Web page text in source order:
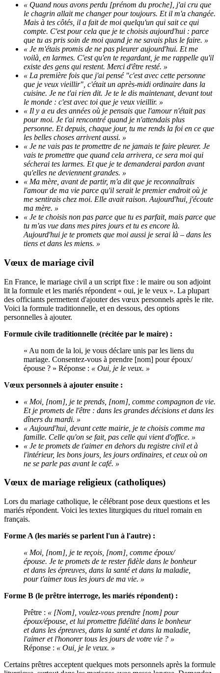
« Quand nous avons perdu [prénom du proche], j'ai cru que
le chagrin allait me changer pour toujours. Et il m'a changée.
Mais à tes côtés, il a fait de moi quelqu'un qui sait ce qui
compte. C'est pour cela que je te choisis aujourd'hui : parce
que tu as pris soin de moi quand je ne savais plus le faire. »
« Je m'étais promis de ne pas pleurer aujourd'hui. Et me
voilà, en larmes. C'est qu'en te regardant, je me rappelle qu'il
existe des gens qui restent. Merci d'être resté. »
« La première fois que j'ai pensé "c'est avec cette personne
que je veux vieillir", c'était un après-midi ordinaire dans la
cuisine. Je ne t'ai rien dit. Je te le dis maintenant, devant tout
le monde : c'est avec toi que je veux vieillir. »
« Il y a eu des années où je pensais que l'amour n'était pas
pour moi. Je t'ai rencontré quand je n'attendais plus
personne. Et depuis, chaque jour, tu me rends la foi en ce que
les belles choses arrivent aussi. »
« Je ne vais pas te promettre de ne jamais te faire pleurer. Je
vais te promettre que quand cela arrivera, ce sera moi qui
sécherai tes larmes. Et que je te demanderai pardon avant
qu'elles ne deviennent grandes. »
« Ma mère, avant de partir, m'a dit que je reconnaîtrais
l'amour de ma vie parce qu'il serait le premier endroit où je
me sentirais chez moi. Elle avait raison. Aujourd'hui, j'écoute
ma mère. »
« Je te choisis non pas parce que tu es parfait, mais parce que
tu m'as vue dans mes pires jours et tu es encore là.
Aujourd'hui je te promets que moi aussi je serai là – dans les
tiens et dans les miens. »
Vœux de mariage civil
En France, le mariage civil a un script fixe : le maire ou son adjoint
lit la formule et les mariés répondent « oui, je le veux ». La plupart
des officiants permettent d'ajouter des vœux personnels après le rite.
Voici la formule traditionnelle, et en dessous, des options
personnelles à ajouter.
Formule civile traditionnelle (récitée par le maire) :
« Au nom de la loi, je vous déclare unis par les liens du
mariage. Consentez-vous à prendre [nom] pour époux/
épouse ? » Réponse : « Oui, je le veux. »
Vœux personnels à ajouter ensuite :
« Moi, [nom], je te prends, [nom], comme compagnon de vie.
Et je promets de l'être : dans les grandes décisions et dans les
dîners du mardi. »
« Aujourd'hui, devant cette mairie, je te choisis comme ma
famille. Celle qu'on se fait, pas celle qui vient d'office. »
« Je te promets de t'aimer en dehors du registre civil et à
l'intérieur, les bons jours, les jours ordinaires, et ceux où on
ne se parle pas avant le café. »
Vœux de mariage religieux (catholiques)
Lors du mariage catholique, le célébrant pose deux questions et les
mariés répondent. Voici les textes liturgiques du rituel romain en
français.
Forme A (les mariés se parlent l'un à l'autre) :
« Moi, [nom], je te reçois, [nom], comme époux/
épouse. Je te promets de te rester fidèle dans le bonheur
et dans les épreuves, dans la santé et dans la maladie,
pour t'aimer tous les jours de ma vie. »
Forme B (le prêtre interroge, les mariés répondent) :
Prêtre : « [Nom], voulez-vous prendre [nom] pour
époux/épouse, et lui promettre fidélité dans le bonheur
et dans les épreuves, dans la santé et dans la maladie,
l'aimer et l'honorer tous les jours de votre vie ? »
Réponse : « Oui, je le veux. »
Certains prêtres acceptent quelques mots personnels après la formule